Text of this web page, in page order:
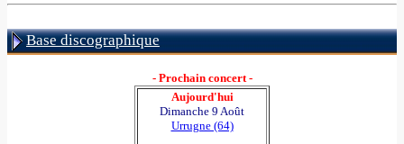
Base discographique
- Prochain concert -
Aujourd'hui
Dimanche 9 Août
Urrugne (64)